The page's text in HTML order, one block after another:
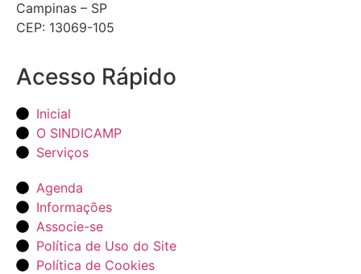
Campinas – SP
CEP: 13069-105
Acesso Rápido
Inicial
O SINDICAMP
Serviços
Agenda
Informações
Associe-se
Política de Uso do Site
Política de Cookies